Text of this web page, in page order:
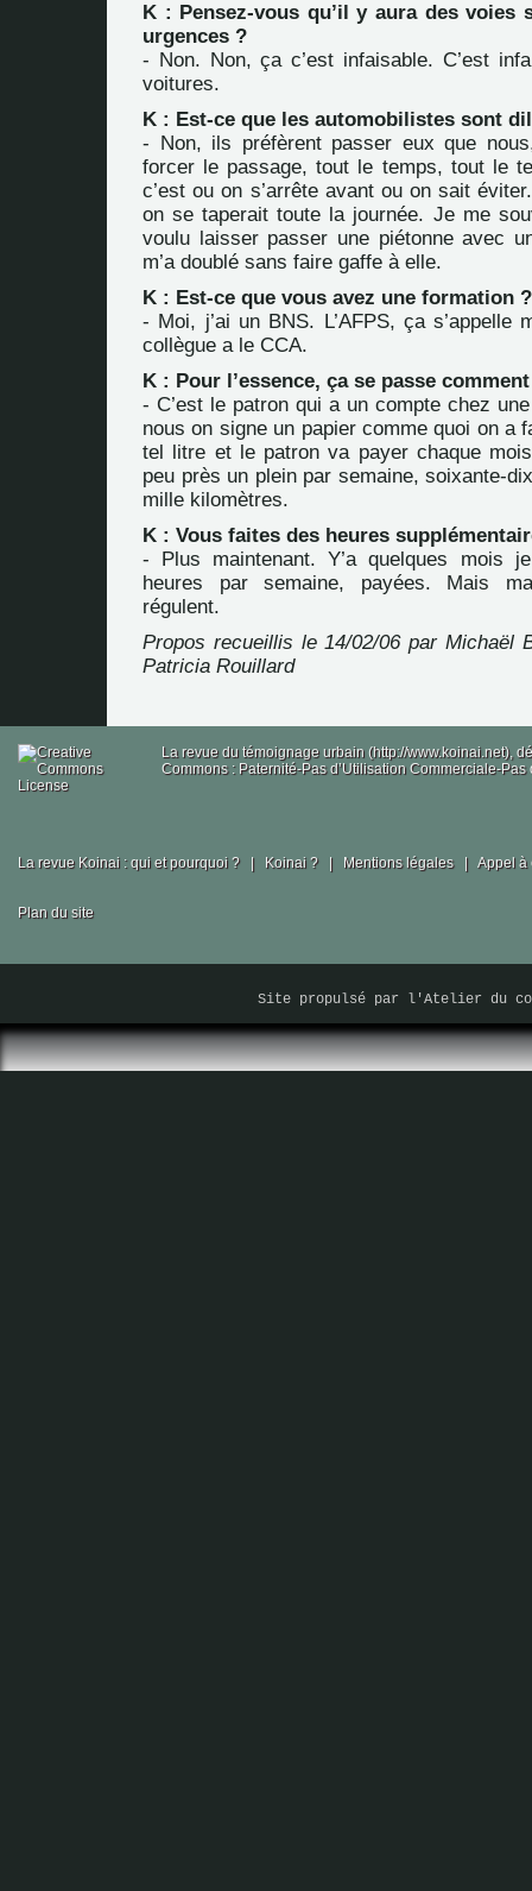
K : Pensez-vous qu’il y aura des voies
urgences ?
- Non. Non, ça c’est infaisable. C’est
voitures.
K : Est-ce que les automobilistes sont
- Non, ils préfèrent passer eux que
forcer le passage, tout le temps, tout le
c’est ou on s’arrête avant ou on sait
on se taperait toute la journée. Je me
voulu laisser passer une piétonne avec
m’a doublé sans faire gaffe à elle.
K : Est-ce que vous avez une formation ?
- Moi, j’ai un BNS. L’AFPS, ça s’appelle
collègue a le CCA.
K : Pour l’essence, ça se passe
- C’est le patron qui a un compte chez
nous on signe un papier comme quoi on a
tel litre et le patron va payer chaque
peu près un plein par semaine, soixante-
mille kilomètres.
K : Vous faites des heures
- Plus maintenant. Y’a quelques mois
heures par semaine, payées. Mais
régulent.
Propos recueillis le 14/02/06 par Michaël
Patricia Rouillard
La revue du témoignage urbain (http://www.koinai.net),
Commons : Paternité-Pas d’Utilisation Commerciale-
La revue Koinai : qui et pourquoi ? | Koinai ? | Mentions légales | Appel à
Plan du site
Site propulsé par l'Atelier du